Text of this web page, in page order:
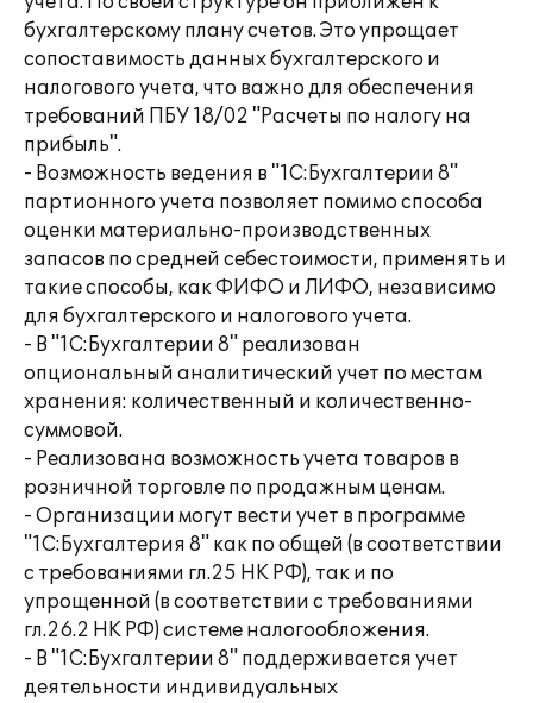
бухгалтерскому плану счетов. Это упрощает
сопоставимость данных бухгалтерского и
налогового учета, что важно для обеспечения
требований ПБУ 18/02 "Расчеты по налогу на
прибыль".
- Возможность ведения в "1С:Бухгалтерии 8"
партионного учета позволяет помимо способа
оценки материально-производственных
запасов по средней себестоимости, применять и
такие способы, как ФИФО и ЛИФО, независимо
для бухгалтерского и налогового учета.
- В "1С:Бухгалтерии 8" реализован
опциональный аналитический учет по местам
хранения: количественный и количественно-
суммовой.
- Реализована возможность учета товаров в
розничной торговле по продажным ценам.
- Организации могут вести учет в программе
"1С:Бухгалтерия 8" как по общей (в соответствии
с требованиями гл.25 НК РФ), так и по
упрощенной (в соответствии с требованиями
гл.26.2 НК РФ) системе налогообложения.
- В "1С:Бухгалтерии 8" поддерживается учет
деятельности индивидуальных